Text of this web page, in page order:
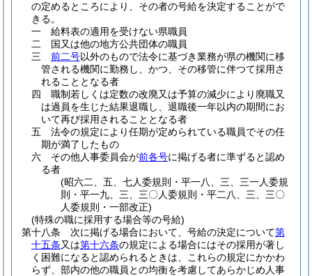
の定めるところにより、その者の号給を決定することがで
きる。
一
給料表の適用を受けない県職員
二
国又は他の地方公共団体の職員
三
前二号以外のもので法令に基づき業務が県の機関に移
管される機関に勤務し、かつ、その移管に伴つて採用さ
れることとなる者
四
職制若しくは定数の改廃又は予算の減少により廃職又
は過員を生じた結果退職し、退職後一年以内の期間にお
いて再び採用されることとなる者
五
法令の規定により任期が定められている職員でその任
期が満了したもの
六
その他人事委員会が前各号に掲げる者に準ずると認め
る者
(昭六二、五、七人委規則・平一八、三、三一人委規
則・平一九、三、三〇人委規則・平二八、三、三〇
人委規則・一部改正)
(特殊の職に採用する場合等の号給)
第十八条
次に掲げる場合において、号給の決定について第
十五条又は第十六条の規定による場合にはその採用が著し
く困難になると認められるときは、これらの規定にかかわ
らず、部内の他の職員との均衡を考慮してあらかじめ人事